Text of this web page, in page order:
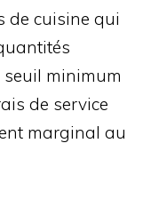
de cuisine qui
seuil minimum
de service
marginal au